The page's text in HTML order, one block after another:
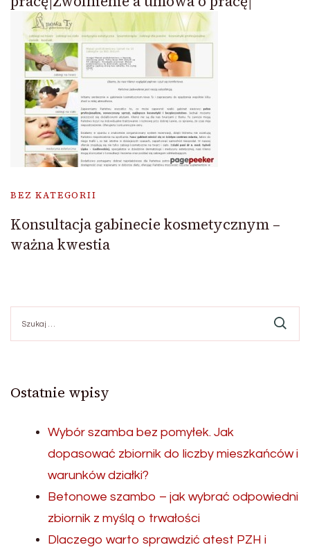
BEZ KATEGORII
Konsultacja gabinecie kosmetycznym –
ważna kwestia
Ostatnie wpisy
Wybór szamba bez pomyłek. Jak
dopasować zbiornik do liczby mieszkańców i
warunków działki?
Betonowe szambo – jak wybrać odpowiedni
zbiornik z myślą o trwałości
Dlaczego warto sprawdzić atest PZH i